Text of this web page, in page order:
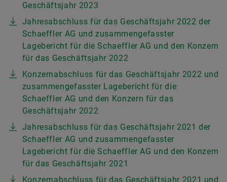
Geschäftsjahr 2023
Jahresabschluss für das Geschäftsjahr 2022 der
Schaeffler AG und zusammengefasster
Lagebericht für die Schaeffler AG und den Konzern
für das Geschäftsjahr 2022
Konzernabschluss für das Geschäftsjahr 2022 und
zusammengefasster Lagebericht für die
Schaeffler AG und den Konzern für das
Geschäftsjahr 2022
Jahresabschluss für das Geschäftsjahr 2021 der
Schaeffler AG und zusammengefasster
Lagebericht für die Schaeffler AG und den Konzern
für das Geschäftsjahr 2021
Konzernabschluss für das Geschäftsjahr 2021 und